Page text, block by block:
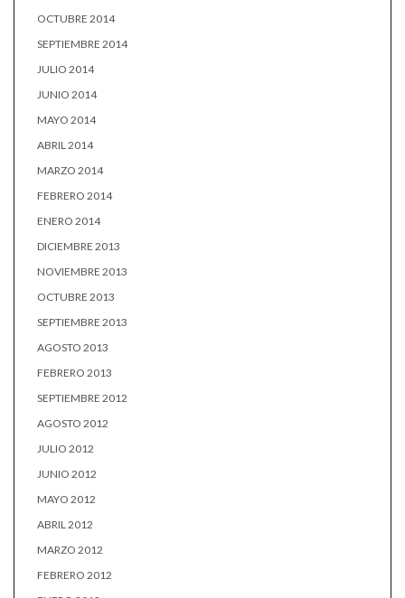
OCTUBRE 2014
SEPTIEMBRE 2014
JULIO 2014
JUNIO 2014
MAYO 2014
ABRIL 2014
MARZO 2014
FEBRERO 2014
ENERO 2014
DICIEMBRE 2013
NOVIEMBRE 2013
OCTUBRE 2013
SEPTIEMBRE 2013
AGOSTO 2013
FEBRERO 2013
SEPTIEMBRE 2012
AGOSTO 2012
JULIO 2012
JUNIO 2012
MAYO 2012
ABRIL 2012
MARZO 2012
FEBRERO 2012